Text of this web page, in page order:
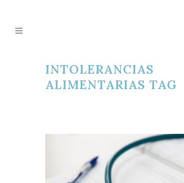
INTOLERANCIAS
ALIMENTARIAS TAG